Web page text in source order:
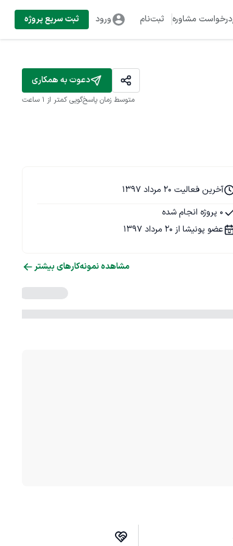
درخواست مشاوره ثبت‌نام ورود ثبت سریع پروژه
دعوت به همکاری
متوسط زمان پاسخ‌گویی کمتر از 1 ساعت
آخرین فعالیت 20 مرداد 1397
0 پروژه انجام شده
عضو پونیشا از 20 مرداد 1397
مشاهده نمونه‌کارهای بیشتر